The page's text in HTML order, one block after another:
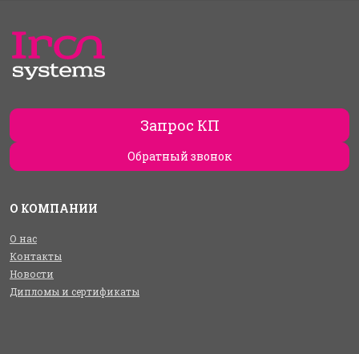
Запрос КП
Обратный звонок
О КОМПАНИИ
О нас
Контакты
Новости
Дипломы и сертификаты